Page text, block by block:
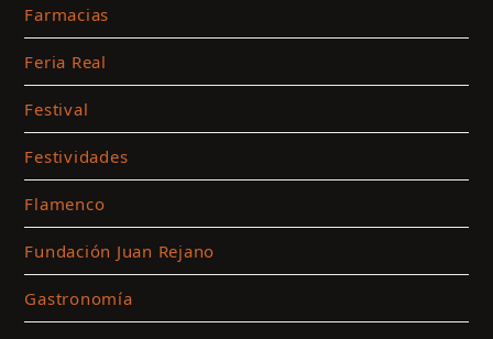
Farmacias
Feria Real
Festival
Festividades
Flamenco
Fundación Juan Rejano
Gastronomía